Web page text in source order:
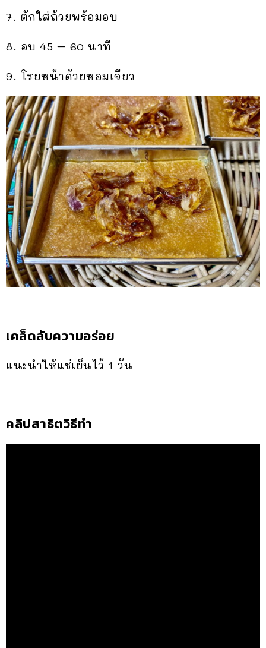
7. ตักใส่ถ้วยพร้อมอบ
8. อบ 45 – 60 นาที
9. โรยหน้าด้วยหอมเจียว
เคล็ดลับความอร่อย
แนะนำให้แช่เย็นไว้ 1 วัน
คลิปสาธิตวิธีทำ